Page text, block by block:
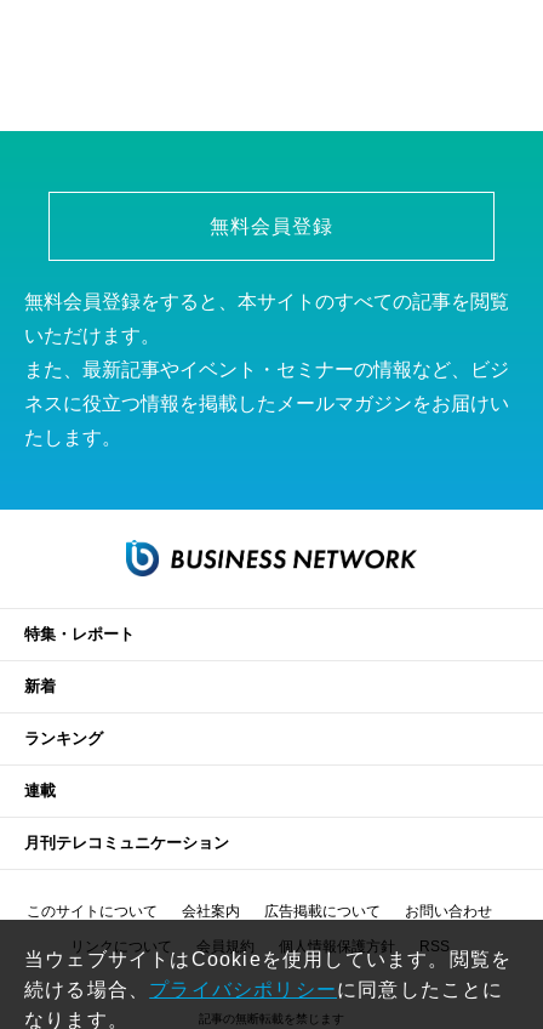
無料会員登録
無料会員登録をすると、本サイトのすべての記事を閲覧
いただけます。
また、最新記事やイベント・セミナーの情報など、ビジ
ネスに役立つ情報を掲載したメールマガジンをお届けい
たします。
特集・レポート
新着
ランキング
連載
月刊テレコミュニケーション
このサイトについて 会社案内 広告掲載について お問い合わせ
リンクについて 会員規約 個人情報保護方針 RSS
記事の無断転載を禁じます
当ウェブサイトはCookieを使用しています。閲覧を
続ける場合、 プライバシポリシーに同意したことに
なります。